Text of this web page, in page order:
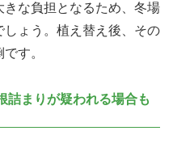
な負担となるため、冬場
ょう。植え替え後、その
す。
詰まりが疑われる場合も